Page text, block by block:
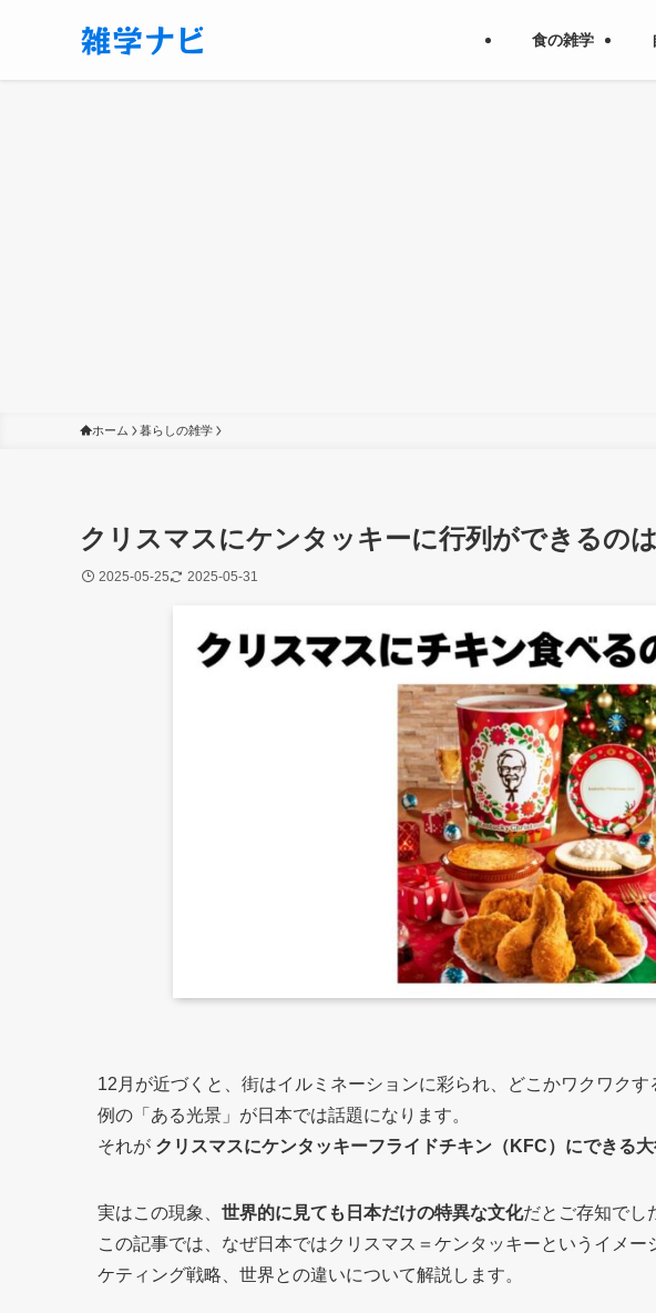
食の雑学
ホーム 暮らしの雑学
クリスマスにケンタッキーに行列ができるの
2025-05-25 2025-05-31
12月が近づくと、街はイルミネーションに彩られ、どこかワクワク
例の「ある光景」が日本では話題になります。
それが クリスマスにケンタッキーフライドチキン（KFC）にできる大
実はこの現象、 世界的に見ても日本だけの特異な文化だとご存知でし
この記事では、なぜ日本ではクリスマス＝ケンタッキーというイメ
ケティング戦略、世界との違いについて解説します。